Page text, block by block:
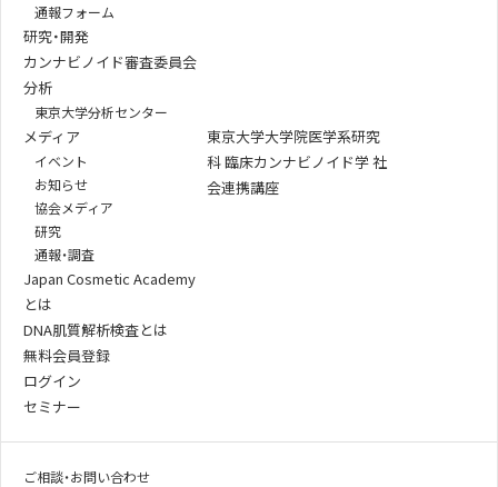
通報フォーム
研究・開発
カンナビノイド審査委員会
分析
東京大学分析センター
メディア
イベント
お知らせ
協会メディア
研究
通報・調査
Japan Cosmetic Academy
とは
DNA肌質解析検査とは
無料会員登録
ログイン
セミナー
東京大学大学院医学系研究
科 臨床カンナビノイド学 社
会連携講座
ご相談・お問い合わせ